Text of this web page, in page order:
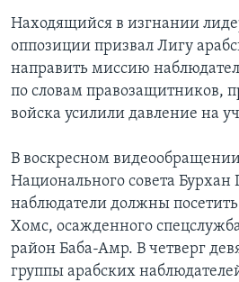
Находящийся в изгнании
оппозиции призвал Лигу
направить миссию
по словам правозащитников,
войска усилили давление на
В воскресном
Национального совета Бурхан
наблюдатели должны посетить
Хомс, осажденного
район Баба-Амр. В четверг
группы арабских